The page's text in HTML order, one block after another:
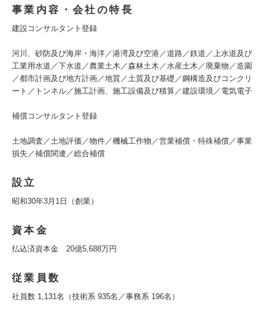
事業内容・会社の特長
建設コンサルタント登録
河川、砂防及び海岸・海洋／港湾及び空港／道路／鉄道／上水道及び
工業用水道／下水道／農業土木／森林土木／水産土木／廃棄物／造園
／都市計画及び地方計画／地質／土質及び基礎／鋼構造及びコンクリ
ート／トンネル／施工計画、施工設備及び積算／建設環境／電気電子
補償コンサルタント登録
土地調査／土地評価／物件／機械工作物／営業補償・特殊補償／事業
損失／補償関連／総合補償
設立
昭和30年3月1日（創業）
資本金
払込済資本金 20億5,688万円
従業員数
社員数 1,131名（技術系 935名／事務系 196名）